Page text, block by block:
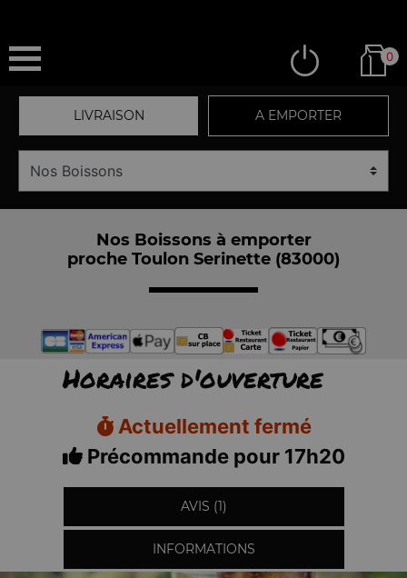
0
LIVRAISON A EMPORTER
Nos Boissons à emporter
proche Toulon Serinette (83000)
Horaires d'ouverture
Actuellement fermé
Précommande pour 17h20
AVIS (1)
INFORMATIONS